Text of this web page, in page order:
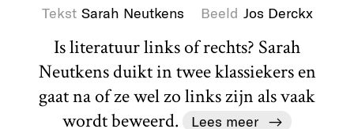
Tekst Sarah Neutkens Beeld Jos Derckx
Is literatuur links of rechts? Sarah
Neutkens duikt in twee klassiekers en
gaat na of ze wel zo links zijn als vaak
wordt beweerd.
Lees meer